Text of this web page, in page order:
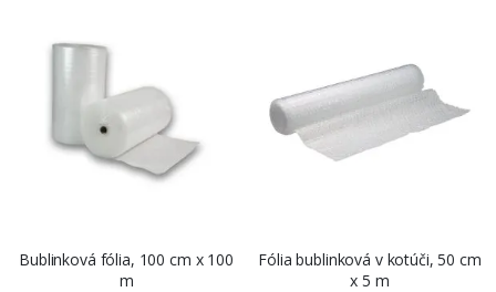
Bublinková fólia, 100 cm x 100
m
Fólia bublinková v kotúči, 50 cm
x 5 m